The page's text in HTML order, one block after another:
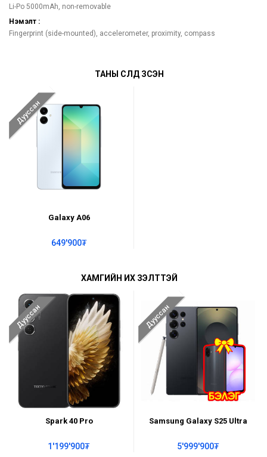
Li-Po 5000mAh, non-removable
Нэмэлт :
Fingerprint (side-mounted), accelerometer, proximity, compass
Дууссан
Galaxy A06
649'900₮
ТАНЫ СҮҮЛД ҮЗСЭН
Дууссан
Spark 40 Pro
1'199'900₮
Дууссан
Samsung Galaxy S25 Ultra
5'999'900₮
ХАМГИЙН ИХ ҮЗЭЛТТЭЙ